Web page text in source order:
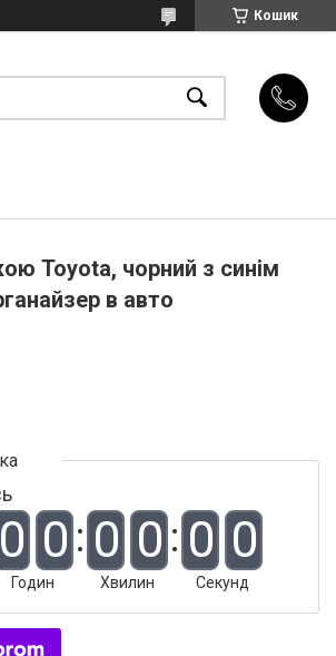
Кошик
Toyota, чорний з синім
в авто
0 0
Годин
0 0
Хвилин
0 0
Секунд